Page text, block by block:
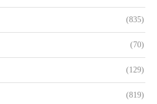
(835)
(70)
(129)
(819)